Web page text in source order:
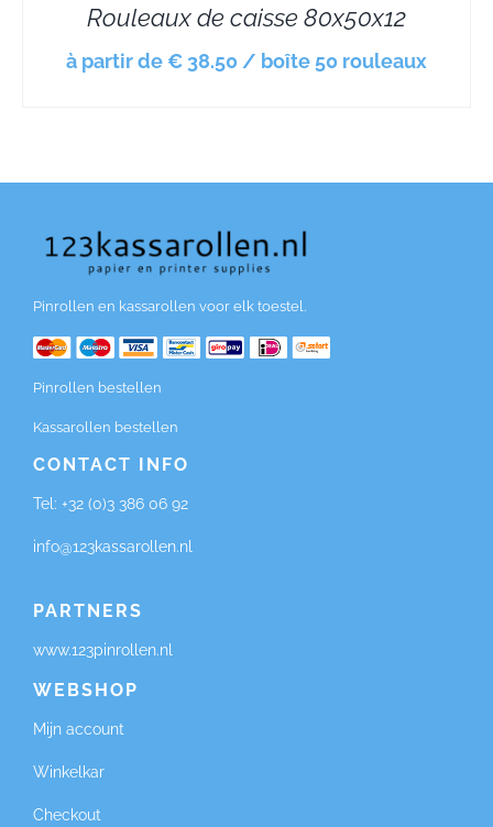
Rouleaux de caisse 80x50x12
à partir de € 38.50 / boîte 50 rouleaux
Pinrollen en kassarollen voor elk toestel.
Pinrollen bestellen
Kassarollen bestellen
CONTACT INFO
Tel: +32 (0)3 386 06 92
info@123kassarollen.nl
PARTNERS
www.123pinrollen.nl
WEBSHOP
Mijn account
Winkelkar
Checkout